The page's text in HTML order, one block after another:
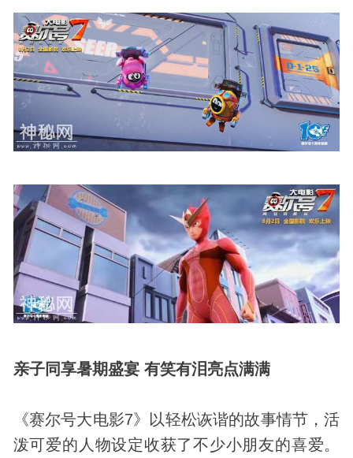
亲子同享暑期盛宴 有笑有泪亮点满满
《赛尔号大电影7》以轻松诙谐的故事情节，活
泼可爱的人物设定收获了不少小朋友的喜爱。